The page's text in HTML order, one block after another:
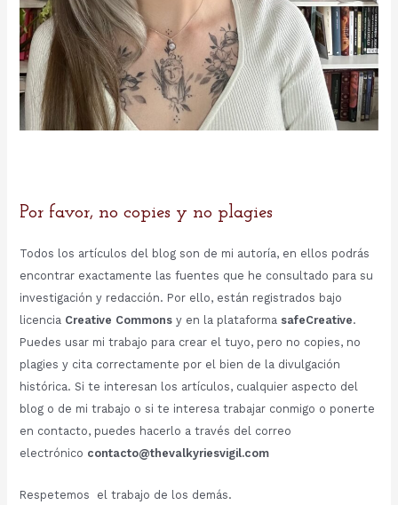
Por favor, no copies y no plagies
Todos los artículos del blog son de mi autoría, en ellos podrás
encontrar exactamente las fuentes que he consultado para su
investigación y redacción. Por ello, están registrados bajo
licencia Creative Commonsy en la plataforma safeCreative.
Puedes usar mi trabajo para crear el tuyo, pero no copies, no
plagies y cita correctamente por el bien de la divulgación
histórica. Si te interesan los artículos, cualquier aspecto del
blog o de mi trabajo o si te interesa trabajar conmigo o ponerte
en contacto, puedes hacerlo a través del correo
electrónico contacto@thevalkyriesvigil.com
Respetemos el trabajo de los demás.